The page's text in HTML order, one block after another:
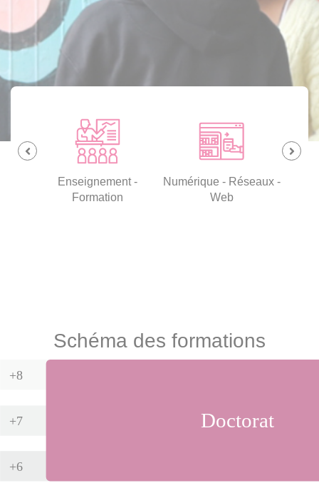
Enseignement -
Formation
Numérique - Réseaux -
Web
Schéma des formations
+8
+7
+6
Doctorat